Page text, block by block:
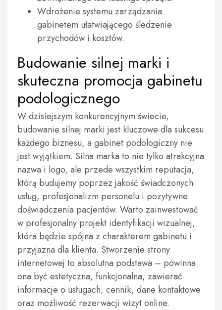
Wdrożenie systemu zarządzania
gabinetem ułatwiającego śledzenie
przychodów i kosztów.
Budowanie silnej marki i
skuteczna promocja gabinetu
podologicznego
W dzisiejszym konkurencyjnym świecie,
budowanie silnej marki jest kluczowe dla sukcesu
każdego biznesu, a gabinet podologiczny nie
jest wyjątkiem. Silna marka to nie tylko atrakcyjna
nazwa i logo, ale przede wszystkim reputacja,
którą budujemy poprzez jakość świadczonych
usług, profesjonalizm personelu i pozytywne
doświadczenia pacjentów. Warto zainwestować
w profesjonalny projekt identyfikacji wizualnej,
która będzie spójna z charakterem gabinetu i
przyjazna dla klienta. Stworzenie strony
internetowej to absolutna podstawa – powinna
ona być estetyczna, funkcjonalna, zawierać
informacje o usługach, cennik, dane kontaktowe
oraz możliwość rezerwacji wizyt online.